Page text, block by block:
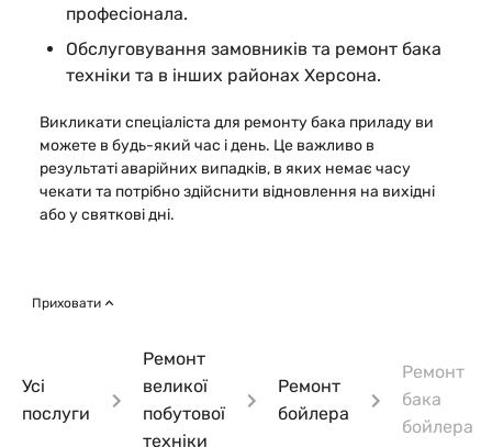
професіонала.
Обслуговування замовників та ремонт бака
техніки та в інших районах Херсона.
Викликати спеціаліста для ремонту бака приладу ви
можете в будь-який час і день. Це важливо в
результаті аварійних випадків, в яких немає часу
чекати та потрібно здійснити відновлення на вихідні
або у святкові дні.
Приховати
Усі
послуги
Ремонт
великої
побутової
техніки
Ремонт
бойлера
Ремонт
бака
бойлера